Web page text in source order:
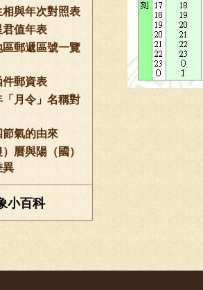
相與年次對照表
君值年表
區郵遞區號一覽
件郵資表
「月令」名稱對
節氣的由來
曆與陽（國）
異
小百科